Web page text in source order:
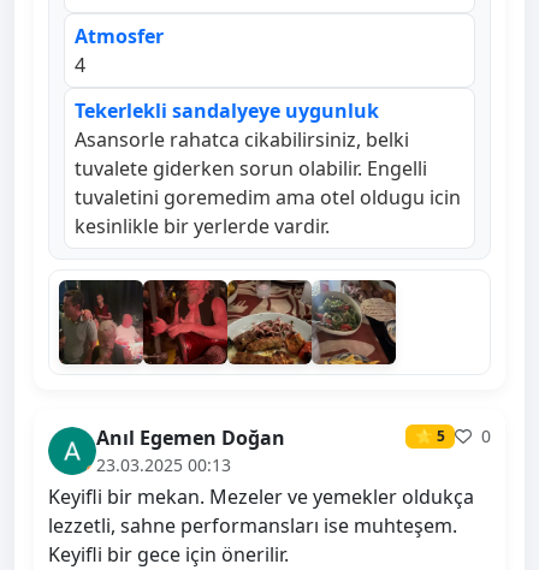
Atmosfer
4
Tekerlekli sandalyeye uygunluk
Asansorle rahatca cikabilirsiniz, belki
tuvalete giderken sorun olabilir. Engelli
tuvaletini goremedim ama otel oldugu icin
kesinlikle bir yerlerde vardir.
Anıl Egemen Doğan ⭐ 5
0
23.03.2025 00:13
Keyifli bir mekan. Mezeler ve yemekler oldukça
lezzetli, sahne performansları ise muhteşem.
Keyifli bir gece için önerilir.